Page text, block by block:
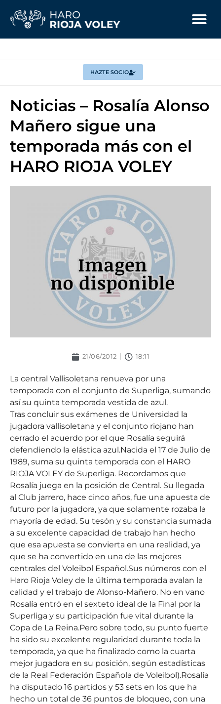
HAZTE SOCIO
Noticias – Rosalía Alonso
Mañero sigue una
temporada más con el
HARO RIOJA VOLEY
21/06/2012 18:11
La central Vallisoletana renueva por una
temporada con el conjunto de Superliga, sumando
así su quinta temporada vestida de azul.
Tras concluir sus exámenes de Universidad la
jugadora vallisoletana y el conjunto riojano han
cerrado el acuerdo por el que Rosalía seguirá
defendiendo la elástica azul.Nacida el 17 de Julio de
1989, suma su quinta temporada con el HARO
RIOJA VOLEY de Superliga. Recordamos que
Rosalía juega en la posición de Central. Su llegada
al Club jarrero, hace cinco años, fue una apuesta de
futuro por la jugadora, ya que solamente rozaba la
mayoría de edad. Su tesón y su constancia sumada
a su excelente capacidad de trabajo han hecho
que esa apuesta se convierta en una realidad, ya
que se ha convertido en una de las mejores
centrales del Voleibol Español.Sus números con el
Haro Rioja Voley de la última temporada avalan la
calidad y el trabajo de Alonso-Mañero. No en vano
Rosalía entró en el sexteto ideal de la Final por la
Superliga y su participación fue vital durante la
Copa de La Reina.Pero sobre todo, su punto fuerte
ha sido su excelente regularidad durante toda la
temporada, ya que ha finalizado como la cuarta
mejor jugadora en su posición, según estadísticas
de la Real Federación Española de Voleibol).Rosalía
ha disputado 16 partidos y 53 sets en los que ha
hecho un total de 36 puntos de bloqueo, con una